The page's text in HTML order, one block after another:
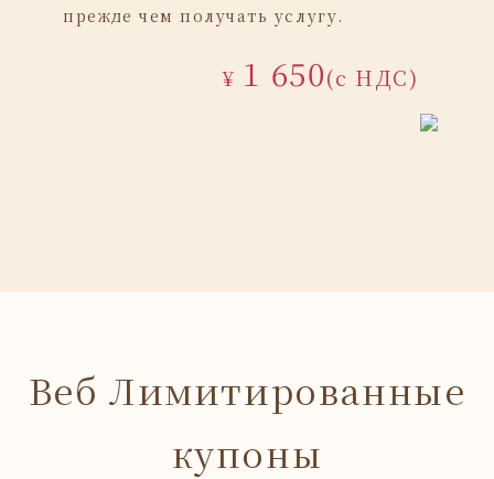
прежде чем получать услугу.
¥ 1 650(с НДС)
Веб Лимитированные
купоны